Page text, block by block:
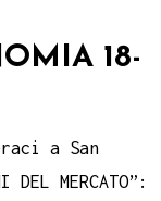
18-
a San
MERCATO”: